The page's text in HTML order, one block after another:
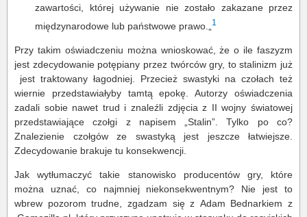
zawartości, której używanie nie zostało zakazane przez
międzynarodowe lub państwowe prawo.„
1
Przy takim oświadczeniu można wnioskować, że o ile faszyzm
jest zdecydowanie potępiany przez twórców gry, to stalinizm już
jest traktowany łagodniej. Przecież swastyki na czołach też
wiernie przedstawiałyby tamtą epokę. Autorzy oświadczenia
zadali sobie nawet trud i znaleźli zdjęcia z II wojny światowej
przedstawiające czołgi z napisem „Stalin”. Tylko po co?
Znalezienie czołgów ze swastyką jest jeszcze łatwiejsze.
Zdecydowanie brakuje tu konsekwencji.
Jak wytłumaczyć takie stanowisko producentów gry, które
można uznać, co najmniej niekonsekwentnym? Nie jest to
wbrew pozorom trudne, zgadzam się z Adam Bednarkiem z